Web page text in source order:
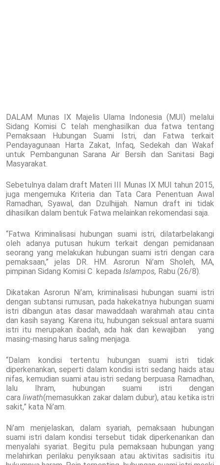
DALAM Munas IX Majelis Ulama Indonesia (MUI) melalui
Sidang Komisi C telah menghasilkan dua fatwa tentang
Pemaksaan Hubungan Suami Istri, dan Fatwa terkait
Pendayagunaan Harta Zakat, Infaq, Sedekah dan Wakaf
untuk Pembangunan Sarana Air Bersih dan Sanitasi Bagi
Masyarakat.
Sebetulnya dalam draft Materi III Munas IX MUI tahun 2015,
juga mengemuka Kriteria dan Tata Cara Penentuan Awal
Ramadhan, Syawal, dan Dzulhijjah. Namun draft ini tidak
dihasilkan dalam bentuk Fatwa melainkan rekomendasi saja.
“Fatwa Kriminalisasi hubungan suami istri, dilatarbelakangi
oleh adanya putusan hukum terkait dengan pemidanaan
seorang yang melakukan hubungan suami istri dengan cara
pemaksaan,” jelas DR. HM. Asrorun Ni’am Sholeh, MA,
pimpinan Sidang Komisi C kepada Islampos, Rabu (26/8).
Dikatakan Asrorun Ni’am, kriminalisasi hubungan suami istri
dengan subtansi rumusan, pada hakekatnya hubungan suami
istri dibangun atas dasar mawaddaah warahmah atau cinta
dan kasih sayang. Karena itu, hubungan seksual antara suami
istri itu merupakan ibadah, ada hak dan kewajiban yang
masing-masing harus saling menjaga.
“Dalam kondisi tertentu hubungan suami istri tidak
diperkenankan, seperti dalam kondisi istri sedang haids atau
nifas, kemudian suami atau istri sedang berpuasa Ramadhan,
lalu Ihram, hubungan suami istri dengan
caraliwath(memasukkan zakar dalam dubur), atau ketika istri
sakit,” kata Ni’am.
Ni’am menjelaskan, dalam syariah, pemaksaan hubungan
suami istri dalam kondisi tersebut tidak diperkenankan dan
menyalahi syariat. Begitu pula pemaksaan hubungan yang
melahirkan perilaku penyiksaan atau aktivitas sadisitis itu